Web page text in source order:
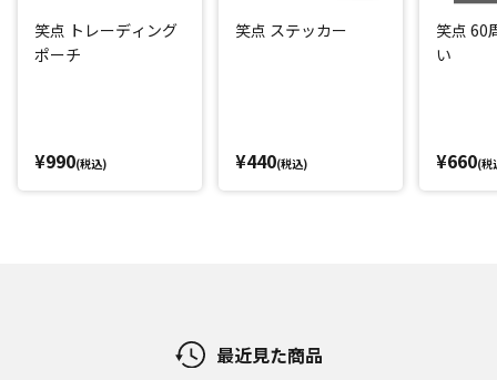
笑点 トレーディング
ポーチ
¥990(税込)
笑点 ステッカー
¥440(税込)
笑点 60
い
¥660(税
最近見た商品